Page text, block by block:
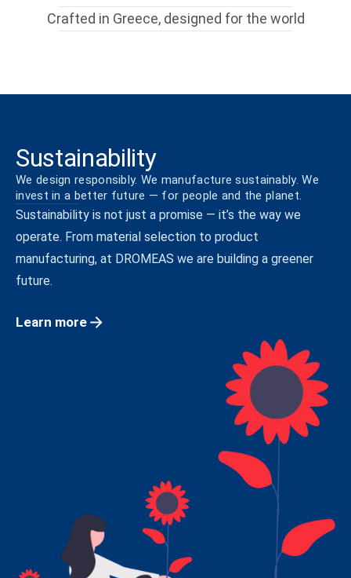
Crafted in Greece, designed for the world
Sustainability
We design responsibly. We manufacture sustainably. We
invest in a better future — for people and the planet.
Sustainability is not just a promise — it’s the way we
operate. From material selection to product
manufacturing, at DROMEAS we are building a greener
future.
Learn more